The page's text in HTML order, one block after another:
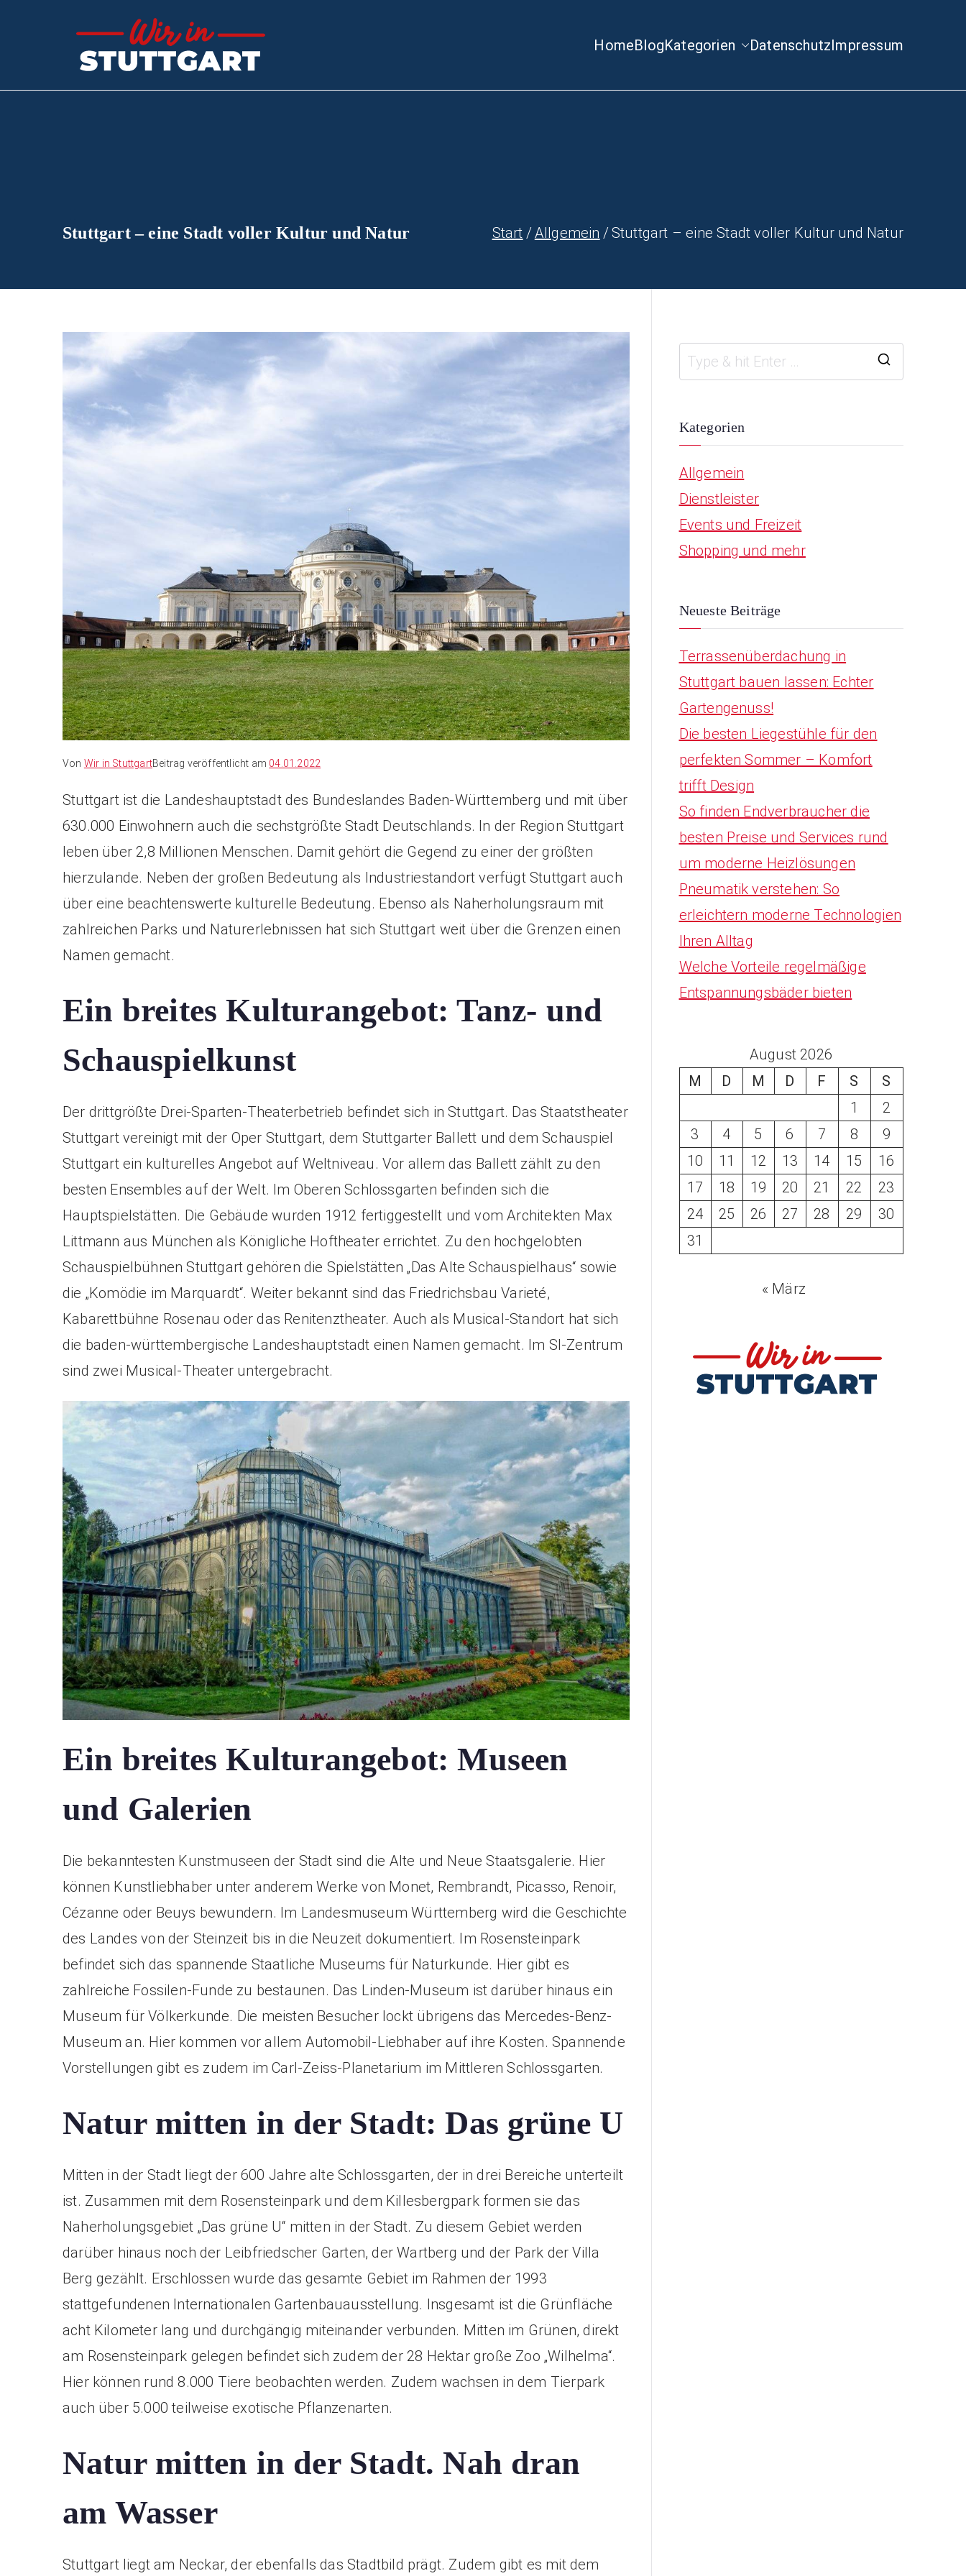
HomeBlogKategorien DatenschutzImpressum
Stuttgart – eine Stadt voller Kultur und Natur Start Allgemein Stuttgart – eine Stadt voller Kultur und Natur
Von Wir in StuttgartBeitrag veröffentlicht am 04.01.2022
Stuttgart ist die Landeshauptstadt des Bundeslandes Baden-Württemberg und mit über
630.000 Einwohnern auch die sechstgrößte Stadt Deutschlands. In der Region Stuttgart
leben über 2,8 Millionen Menschen. Damit gehört die Gegend zu einer der größten
hierzulande. Neben der großen Bedeutung als Industriestandort verfügt Stuttgart auch
über eine beachtenswerte kulturelle Bedeutung. Ebenso als Naherholungsraum mit
zahlreichen Parks und Naturerlebnissen hat sich Stuttgart weit über die Grenzen einen
Namen gemacht.
Ein breites Kulturangebot: Tanz- und
Schauspielkunst
Der drittgrößte Drei-Sparten-Theaterbetrieb befindet sich in Stuttgart. Das Staatstheater
Stuttgart vereinigt mit der Oper Stuttgart, dem Stuttgarter Ballett und dem Schauspiel
Stuttgart ein kulturelles Angebot auf Weltniveau. Vor allem das Ballett zählt zu den
besten Ensembles auf der Welt. Im Oberen Schlossgarten befinden sich die
Hauptspielstätten. Die Gebäude wurden 1912 fertiggestellt und vom Architekten Max
Littmann aus München als Königliche Hoftheater errichtet. Zu den hochgelobten
Schauspielbühnen Stuttgart gehören die Spielstätten „Das Alte Schauspielhaus“ sowie
die „Komödie im Marquardt“. Weiter bekannt sind das Friedrichsbau Varieté,
Kabarettbühne Rosenau oder das Renitenztheater. Auch als Musical-Standort hat sich
die baden-württembergische Landeshauptstadt einen Namen gemacht. Im SI-Zentrum
sind zwei Musical-Theater untergebracht.
Ein breites Kulturangebot: Museen
und Galerien
Die bekanntesten Kunstmuseen der Stadt sind die Alte und Neue Staatsgalerie. Hier
können Kunstliebhaber unter anderem Werke von Monet, Rembrandt, Picasso, Renoir,
Cézanne oder Beuys bewundern. Im Landesmuseum Württemberg wird die Geschichte
des Landes von der Steinzeit bis in die Neuzeit dokumentiert. Im Rosensteinpark
befindet sich das spannende Staatliche Museums für Naturkunde. Hier gibt es
zahlreiche Fossilen-Funde zu bestaunen. Das Linden-Museum ist darüber hinaus ein
Museum für Völkerkunde. Die meisten Besucher lockt übrigens das Mercedes-Benz-
Museum an. Hier kommen vor allem Automobil-Liebhaber auf ihre Kosten. Spannende
Vorstellungen gibt es zudem im Carl-Zeiss-Planetarium im Mittleren Schlossgarten.
Natur mitten in der Stadt: Das grüne U
Mitten in der Stadt liegt der 600 Jahre alte Schlossgarten, der in drei Bereiche unterteilt
ist. Zusammen mit dem Rosensteinpark und dem Killesbergpark formen sie das
Naherholungsgebiet „Das grüne U“ mitten in der Stadt. Zu diesem Gebiet werden
darüber hinaus noch der Leibfriedscher Garten, der Wartberg und der Park der Villa
Berg gezählt. Erschlossen wurde das gesamte Gebiet im Rahmen der 1993
stattgefundenen Internationalen Gartenbauausstellung. Insgesamt ist die Grünfläche
acht Kilometer lang und durchgängig miteinander verbunden. Mitten im Grünen, direkt
am Rosensteinpark gelegen befindet sich zudem der 28 Hektar große Zoo „Wilhelma“.
Hier können rund 8.000 Tiere beobachten werden. Zudem wachsen in dem Tierpark
auch über 5.000 teilweise exotische Pflanzenarten.
Natur mitten in der Stadt. Nah dran
am Wasser
Stuttgart liegt am Neckar, der ebenfalls das Stadtbild prägt. Zudem gibt es mit dem
r
Kategorien
Allgemein
Dienstleister
Events und Freizeit
Shopping und mehr
Neueste Beiträge
Terrassenüberdachung in
Stuttgart bauen lassen: Echter
Gartengenuss!
Die besten Liegestühle für den
perfekten Sommer – Komfort
trifft Design
So finden Endverbraucher die
besten Preise und Services rund
um moderne Heizlösungen
Pneumatik verstehen: So
erleichtern moderne Technologien
Ihren Alltag
Welche Vorteile regelmäßige
Entspannungsbäder bieten
August 2026
M
D M D F S
S
1
2
3
4 5 6 7 8
9
10
11 12 13 14 15
16
17
18 19 20 21 22
23
24
25 26 27 28 29
30
31
« März